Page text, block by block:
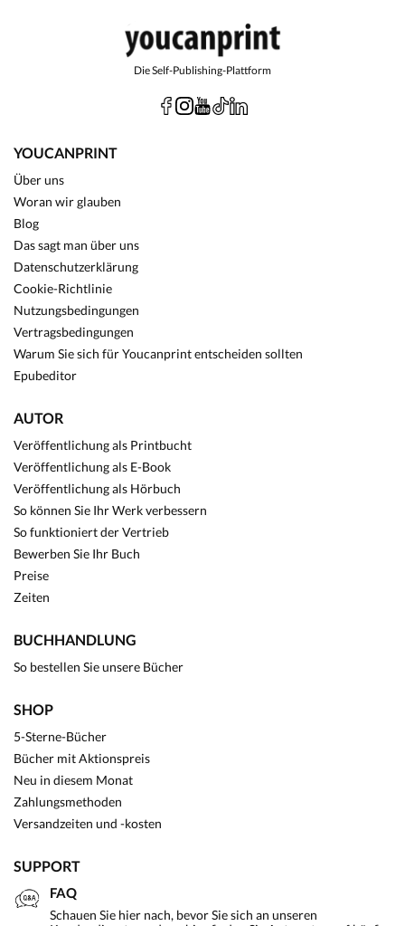
Die Self-Publishing-Plattform
YOUCANPRINT
Über uns
Woran wir glauben
Blog
Das sagt man über uns
Datenschutzerklärung
Cookie-Richtlinie
Nutzungsbedingungen
Vertragsbedingungen
Warum Sie sich für Youcanprint entscheiden sollten
Epubeditor
AUTOR
Veröffentlichung als Printbucht
Veröffentlichung als E-Book
Veröffentlichung als Hörbuch
So können Sie Ihr Werk verbessern
So funktioniert der Vertrieb
Bewerben Sie Ihr Buch
Preise
Zeiten
BUCHHANDLUNG
So bestellen Sie unsere Bücher
SHOP
5-Sterne-Bücher
Bücher mit Aktionspreis
Neu in diesem Monat
Zahlungsmethoden
Versandzeiten und -kosten
SUPPORT
FAQ
Schauen Sie hier nach, bevor Sie sich an unseren